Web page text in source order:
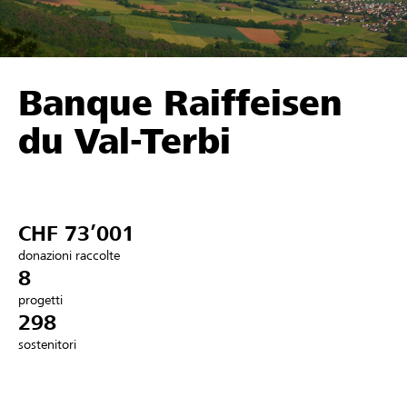
Sostenere
Aiuto & supporto
Collegarsi
Trova progetti e organizzazioni
Banque Raiffeisen
du Val-Terbi
CHF 73’001
donazioni raccolte
8
progetti
298
sostenitori